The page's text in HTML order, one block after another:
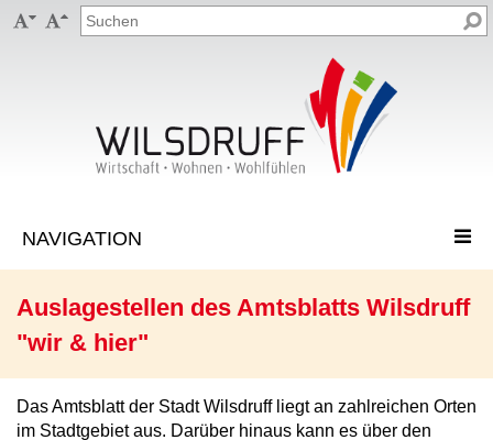
 
Auslagestellen des Amtsblatts Wilsdruff
"wir & hier"
Das Amtsblatt der Stadt Wilsdruff liegt an zahlreichen Orten
im Stadtgebiet aus. Darüber hinaus kann es über den